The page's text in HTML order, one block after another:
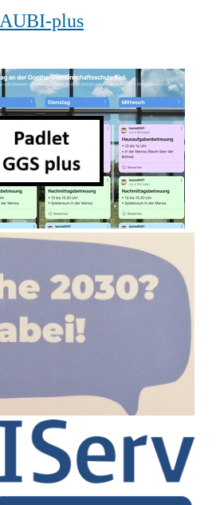
AUBI-plus